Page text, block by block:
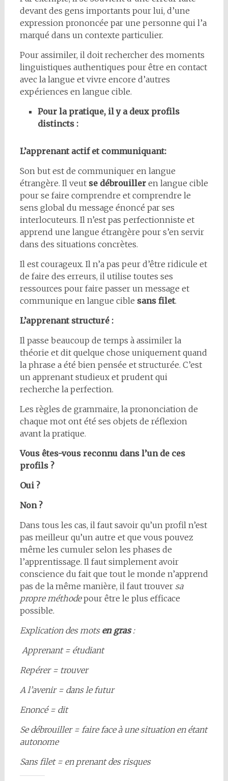
devant des gens importants pour lui, d’une
expression prononcée par une personne qui l’a
marqué dans un contexte particulier.
Pour assimiler, il doit rechercher des moments
linguistiques authentiques pour être en contact
avec la langue et vivre encore d’autres
expériences en langue cible.
Pour la pratique, il y a deux profils
distincts :
L’apprenant actif et communiquant:
Son but est de communiquer en langue
étrangère. Il veut se débrouilleren langue cible
pour se faire comprendre et comprendre le
sens global du message énoncé par ses
interlocuteurs. Il n’est pas perfectionniste et
apprend une langue étrangère pour s’en servir
dans des situations concrètes.
Il est courageux. Il n’a pas peur d’être ridicule et
de faire des erreurs, il utilise toutes ses
ressources pour faire passer un message et
communique en langue cible sans filet.
L’apprenant structuré :
Il passe beaucoup de temps à assimiler la
théorie et dit quelque chose uniquement quand
la phrase a été bien pensée et structurée. C’est
un apprenant studieux et prudent qui
recherche la perfection.
Les règles de grammaire, la prononciation de
chaque mot ont été ses objets de réflexion
avant la pratique.
Vous êtes-vous reconnu dans l’un de ces
profils ?
Oui ?
Non ?
Dans tous les cas, il faut savoir qu’un profil n’est
pas meilleur qu’un autre et que vous pouvez
même les cumuler selon les phases de
l’apprentissage. Il faut simplement avoir
conscience du fait que tout le monde n’apprend
pas de la même manière, il faut trouver sa
propre méthodepour être le plus efficace
possible.
Explication des mots en gras:
Apprenant = étudiant
Repérer = trouver
A l’avenir = dans le futur
Enoncé = dit
Se débrouiller = faire face à une situation en étant
autonome
Sans filet = en prenant des risques